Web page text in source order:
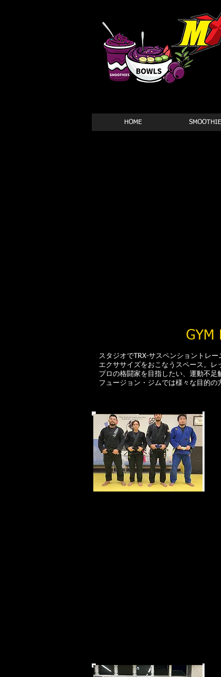
HOME
GYM
スタジオでTRX-サスペンショントレ
エクササイズをおこなうスペース。レ
プロの格闘家を目指したい、運動不
フュージョン・ジムでは様々な目的の